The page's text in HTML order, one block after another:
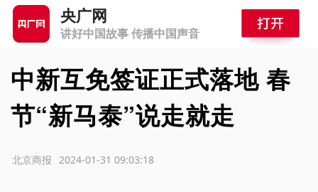
央广网
讲好中国故事 传播中国声音
中新互免签证正式落地 春
节“新马泰”说走就走
2024-01-31 09:03:18
北京商报